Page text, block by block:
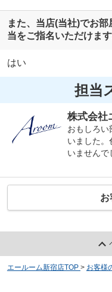
また、当店(当社)でお
当をご指名いただけま
はい
担当
株式会社
おもしろい
いました。
いませんで
お
エールーム新宿店TOP > お客様